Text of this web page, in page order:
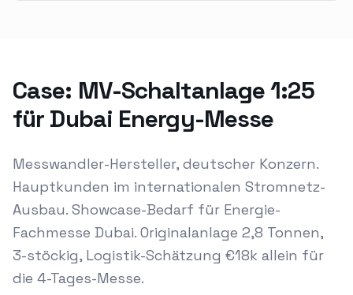
Case: MV-Schaltanlage 1:25
für Dubai Energy-Messe
Messwandler-Hersteller, deutscher Konzern.
Hauptkunden im internationalen Stromnetz-
Ausbau. Showcase-Bedarf für Energie-
Fachmesse Dubai. Originalanlage 2,8 Tonnen,
3-stöckig, Logistik-Schätzung €18k allein für
die 4-Tages-Messe.